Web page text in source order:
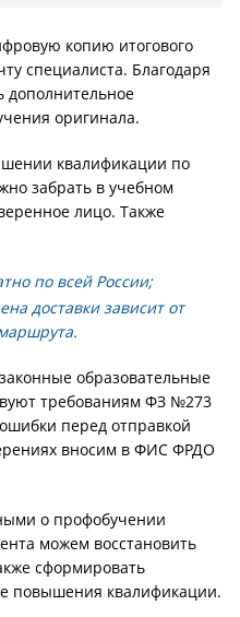
копию итогового
специалиста. Благодаря
дополнительное
оригинала.
квалификации по
забрать в учебном
лицо. Также
по всей России;
доставки зависит от
образовательные
требованиям ФЗ №273
перед отправкой
вносим в ФИС ФРДО
о профобучении
можем восстановить
сформировать
повышения квалификации.